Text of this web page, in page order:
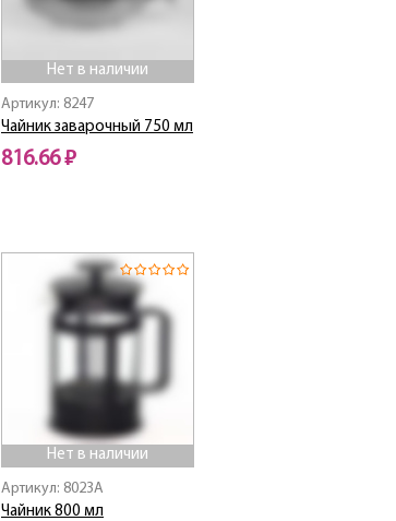
Нет в наличии
Артикул: 8247
Чайник заварочный 750 мл
816.66 ₽
Нет в наличии
Артикул: 8023A
Чайник 800 мл